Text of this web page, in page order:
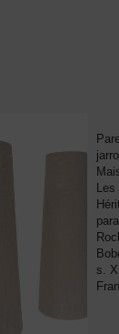
Les
para
s.